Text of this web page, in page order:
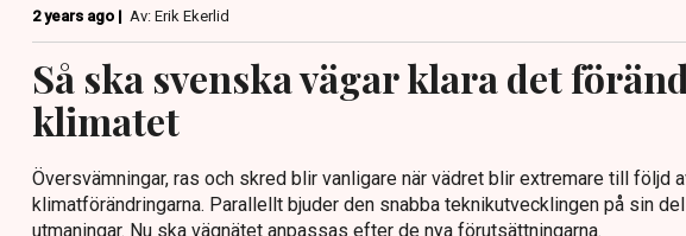
2 years ago | Av: Erik Ekerlid
Så ska svenska vägar klara det
klimatet
Översvämningar, ras och skred blir vanligare när vädret blir extremare till följd
klimatförändringarna. Parallellt bjuder den snabba teknikutvecklingen på sin
utmaningar. Nu ska vägnätet anpassas efter de nya förutsättningarna.